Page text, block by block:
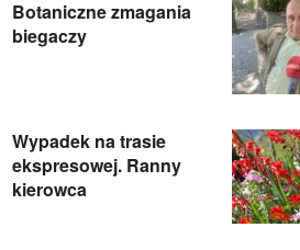
Botaniczne zmagania
biegaczy
Wypadek na trasie
ekspresowej. Ranny
kierowca